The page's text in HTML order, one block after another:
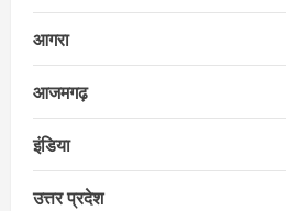
आगरा
आजमगढ़
इंडिया
उत्तर प्रदेश